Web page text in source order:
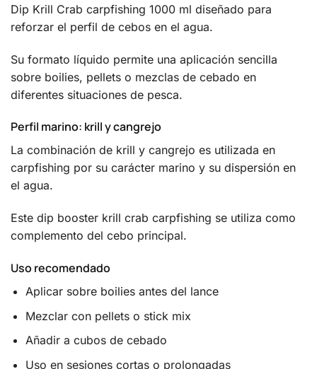
Dip Krill Crab carpfishing 1000 ml diseñado para
reforzar el perfil de cebos en el agua.
Su formato líquido permite una aplicación sencilla
sobre boilies, pellets o mezclas de cebado en
diferentes situaciones de pesca.
Perfil marino: krill y cangrejo
La combinación de krill y cangrejo es utilizada en
carpfishing por su carácter marino y su dispersión en
el agua.
Este dip booster krill crab carpfishing se utiliza como
complemento del cebo principal.
Uso recomendado
Aplicar sobre boilies antes del lance
Mezclar con pellets o stick mix
Añadir a cubos de cebado
Uso en sesiones cortas o prolongadas